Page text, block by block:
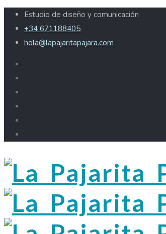
Estudio de diseño y comunicación
+34 671188405
hola@lapajaritapajara.com